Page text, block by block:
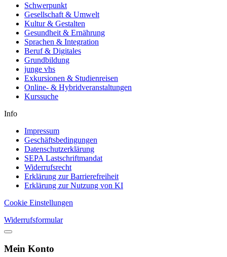
Schwerpunkt
Gesellschaft & Umwelt
Kultur & Gestalten
Gesundheit & Ernährung
Sprachen & Integration
Beruf & Digitales
Grundbildung
junge vhs
Exkursionen & Studienreisen
Online- & Hybridveranstaltungen
Kurssuche
Info
Impressum
Geschäftsbedingungen
Datenschutzerklärung
SEPA Lastschriftmandat
Widerrufsrecht
Erklärung zur Barrierefreiheit
Erklärung zur Nutzung von KI
Cookie Einstellungen
Widerrufsformular
Mein Konto